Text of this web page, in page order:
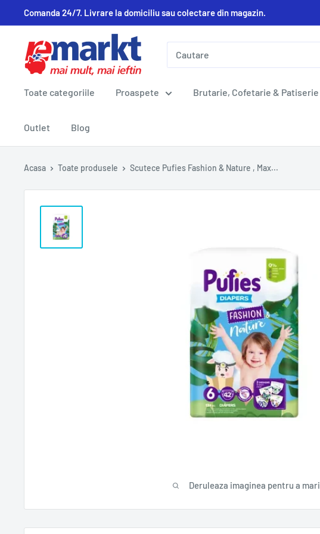
Comanda 24/7. Livrare la domiciliu sau colectare din magazin.
Toate categoriile Proaspete Brutarie, Cofetarie & Patiserie
Outlet Blog
Acasa Toate produsele Scutece Pufies Fashion & Nature , Max...
Deruleaza imaginea pentru a mari